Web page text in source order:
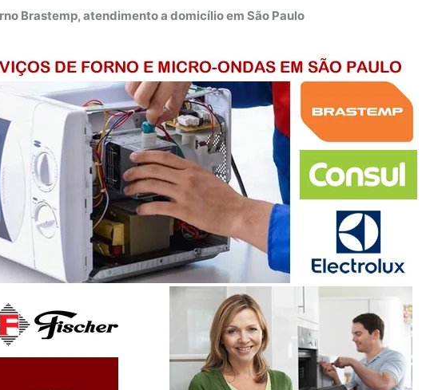
Brastemp, atendimento a domicílio em São Paulo